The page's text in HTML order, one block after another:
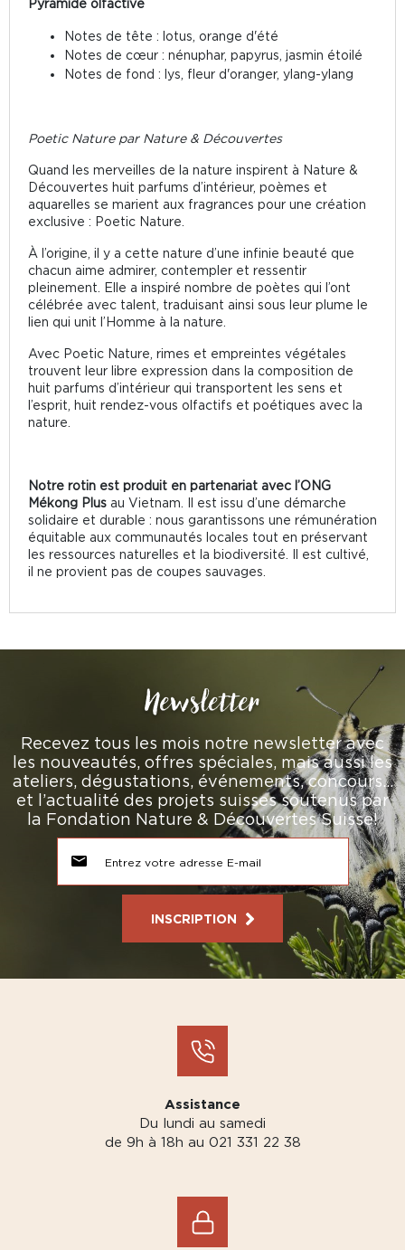
Pyramide olfactive
Notes de tête : lotus, orange d'été
Notes de cœur : nénuphar, papyrus, jasmin étoilé
Notes de fond : lys, fleur d'oranger, ylang-ylang
Poetic Nature par Nature & Découvertes
Quand les merveilles de la nature inspirent à Nature &
Découvertes huit parfums d’intérieur, poèmes et
aquarelles se marient aux fragrances pour une création
exclusive : Poetic Nature.
À l’origine, il y a cette nature d’une infinie beauté que
chacun aime admirer, contempler et ressentir
pleinement. Elle a inspiré nombre de poètes qui l’ont
célébrée avec talent, traduisant ainsi sous leur plume le
lien qui unit l’Homme à la nature.
Avec Poetic Nature, rimes et empreintes végétales
trouvent leur libre expression dans la composition de
huit parfums d’intérieur qui transportent les sens et
l’esprit, huit rendez-vous olfactifs et poétiques avec la
nature.
Notre rotin est produit en partenariat avec l’ONG
Mékong Plus au Vietnam. Il est issu d’une démarche
solidaire et durable : nous garantissons une rémunération
équitable aux communautés locales tout en préservant
les ressources naturelles et la biodiversité. Il est cultivé,
il ne provient pas de coupes sauvages.
Newsletter
Recevez tous les mois notre newsletter avec
les nouveautés, offres spéciales, mais aussi les
ateliers, dégustations, événements, concours…
et l’actualité des projets suisses soutenus par
la Fondation Nature & Découvertes Suisse!
INSCRIPTION
Assistance
Du lundi au samedi
de 9h à 18h au 021 331 22 38